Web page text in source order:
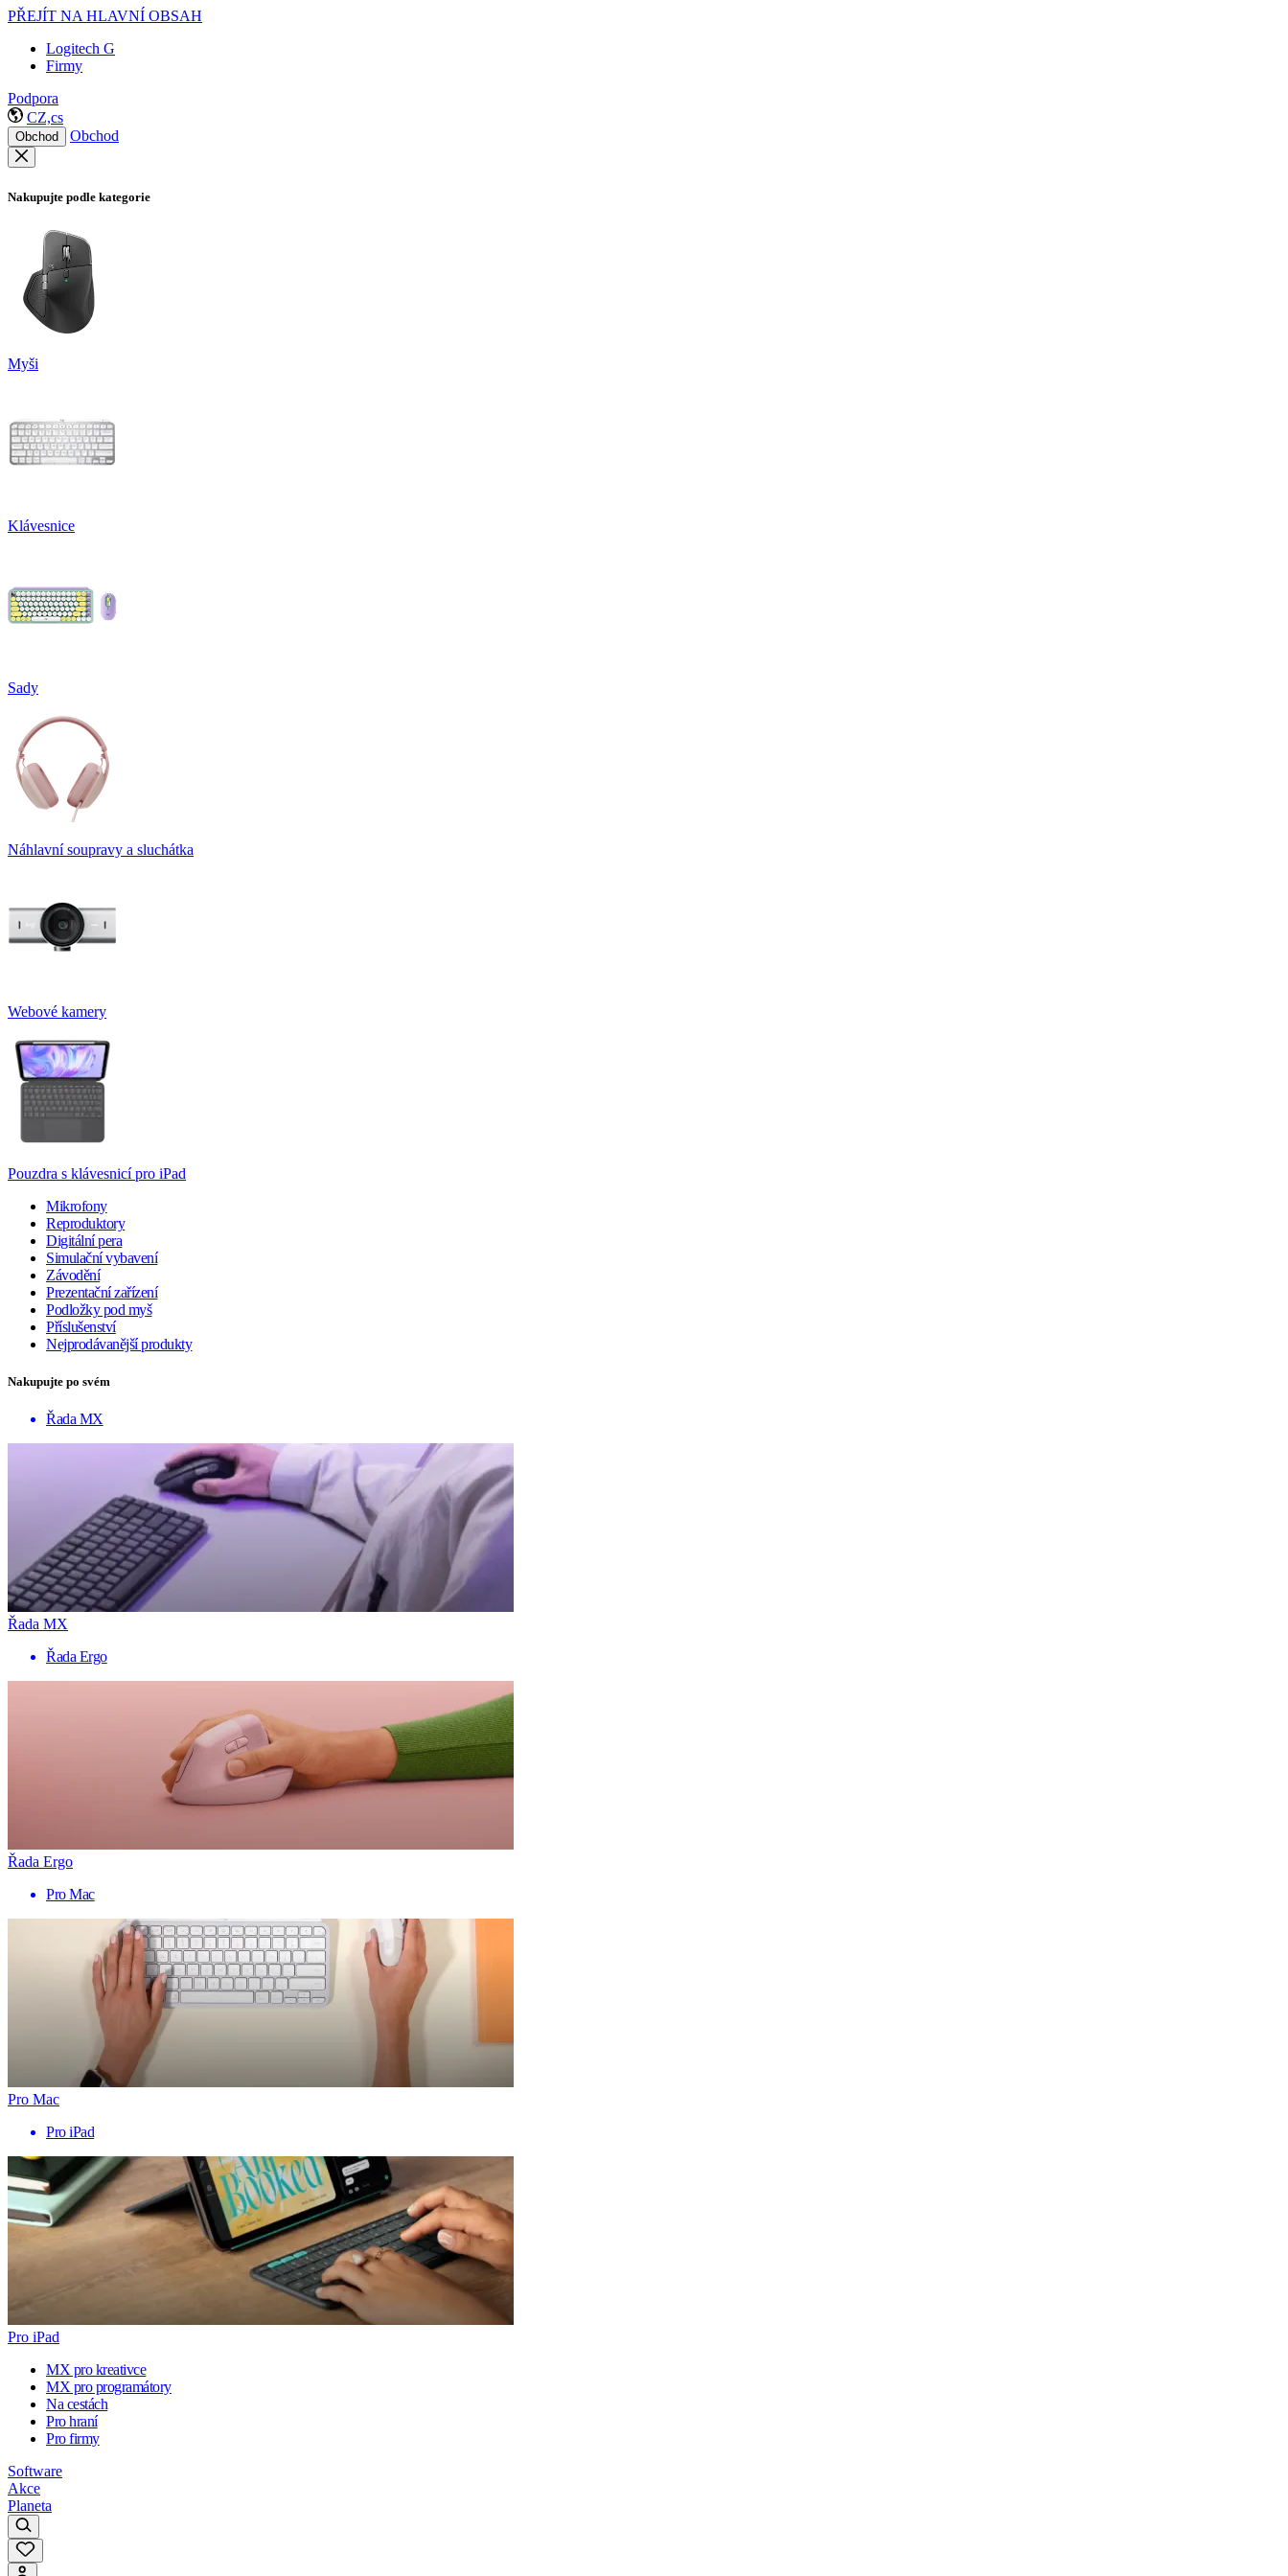
PŘEJÍT NA HLAVNÍ OBSAH
Logitech G
Firmy
Podpora
CZ,cs
Obchod Obchod
Nakupujte podle kategorie
Myši
Klávesnice
Sady
Náhlavní soupravy a sluchátka
Webové kamery
Pouzdra s klávesnicí pro iPad
Mikrofony
Reproduktory
Digitální pera
Simulační vybavení
Závodění
Prezentační zařízení
Podložky pod myš
Příslušenství
Nejprodávanější produkty
Nakupujte po svém
Řada MX
Řada MX
Řada Ergo
Řada Ergo
Pro Mac
Pro Mac
Pro iPad
Pro iPad
MX pro kreativce
MX pro programátory
Na cestách
Pro hraní
Pro firmy
Software
Akce
Planeta